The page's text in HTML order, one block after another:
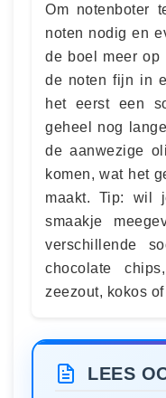
Om notenboter
noten nodig en
de boel meer op
de noten fijn in
het eerst een
geheel nog
de aanwezige
komen, wat het
maakt. Tip: wil
smaakje
verschillende
chocolate
zeezout, kokos
LEES